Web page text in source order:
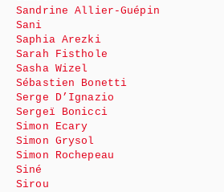
Sandrine Allier-Guépin
Sani
Saphia Arezki
Sarah Fisthole
Sasha Wizel
Sébastien Bonetti
Serge D’Ignazio
Sergeï Bonicci
Simon Ecary
Simon Grysol
Simon Rochepeau
Siné
Sirou